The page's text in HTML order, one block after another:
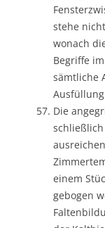
stehe
wonach
Begriffe
sämtliche
Die
einem
gebogen